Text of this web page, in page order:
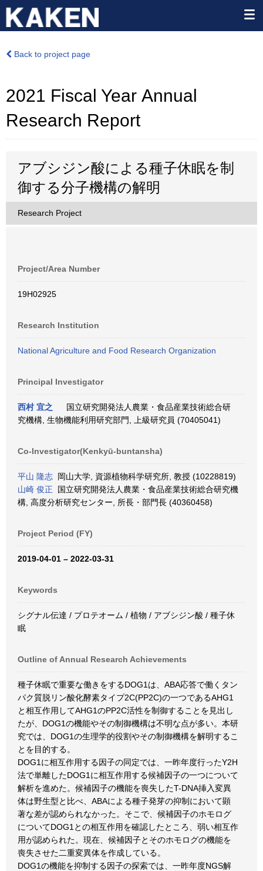
Back to project page
2021 Fiscal Year Annual
Research Report
アブシジン酸による種子休眠を制
御する分子機構の解明
Research Project
Project/Area Number
19H02925
Research Institution
National Agriculture and Food Research Organization
Principal Investigator
西村 宜之
国立研究開発法人農業・食品産業技術総合研
究機構, 生物機能利用研究部門, 上級研究員 (70405041)
Co-Investigator(Kenkyū-buntansha)
平山 隆志 岡山大学, 資源植物科学研究所, 教授 (10228819)
山崎 俊正 国立研究開発法人農業・食品産業技術総合研究機
構, 高度分析研究センター, 所長・部門長 (40360458)
Project Period (FY)
2019-04-01 – 2022-03-31
Keywords
シグナル伝達 / プロテオーム / 植物 / アブシジン酸 / 種子休
眠
Outline of Annual Research Achievements
種子休眠で重要な働きをするDOG1は、ABA応答で働くタン
パク質脱リン酸化酵素タイプ2C(PP2C)の一つであるAHG1
と相互作用してAHG1のPP2C活性を制御することを見出し
たが、DOG1の機能やその制御機構は不明な点が多い。本研
究では、DOG1の生理学的役割やその制御機構を解明するこ
とを目的する。
DOG1に相互作用する因子の同定では、一昨年度行ったY2H
法で単離したDOG1に相互作用する候補因子の一つについて
解析を進めた。候補因子の機能を喪失したT-DNA挿入変異
体は野生型と比べ、ABAによる種子発芽の抑制において顕
著な差が認められなかった。そこで、候補因子のホモログ
についてDOG1との相互作用を確認したところ、弱い相互作
用が認められた。現在、候補因子とそのホモログの機能を
喪失させた二重変異体を作成している。
DOG1の機能を抑制する因子の探索では、一昨年度NGS解